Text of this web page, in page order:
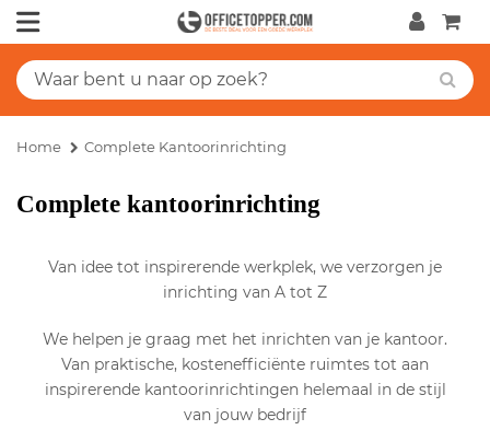
Home Complete Kantoorinrichting
Complete kantoorinrichting
Van idee tot inspirerende werkplek, we verzorgen je
inrichting van A tot Z
We helpen je graag met het inrichten van je kantoor.
Van praktische, kostenefficiënte ruimtes tot aan
inspirerende kantoorinrichtingen helemaal in de stijl
van jouw bedrijf